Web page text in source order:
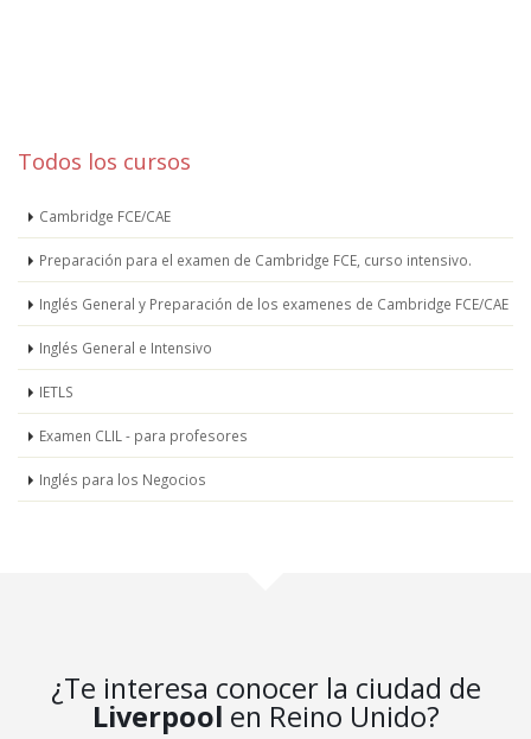
Todos los cursos
Cambridge FCE/CAE
Preparación para el examen de Cambridge FCE, curso intensivo.
Inglés General y Preparación de los examenes de Cambridge FCE/CAE
Inglés General e Intensivo
IETLS
Examen CLIL - para profesores
Inglés para los Negocios
¿Te interesa conocer la ciudad de
Liverpool en Reino Unido?